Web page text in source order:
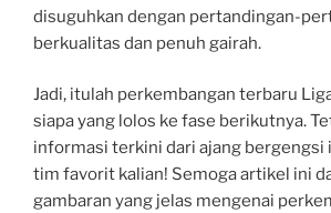
disuguhkan dengan pertandingan-
berkualitas dan penuh gairah.
Jadi, itulah perkembangan terbaru
siapa yang lolos ke fase berikutnya.
informasi terkini dari ajang bergengsi
tim favorit kalian! Semoga artikel ini
gambaran yang jelas mengenai